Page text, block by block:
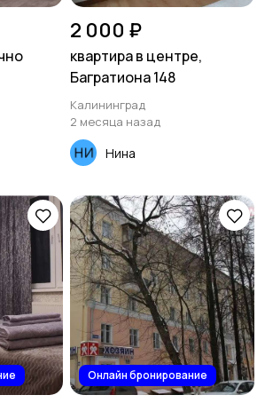
2 000 ₽
квартира в центре,
Багратиона 148
Калининград
2 месяца назад
Нина
Онлайн бронирование